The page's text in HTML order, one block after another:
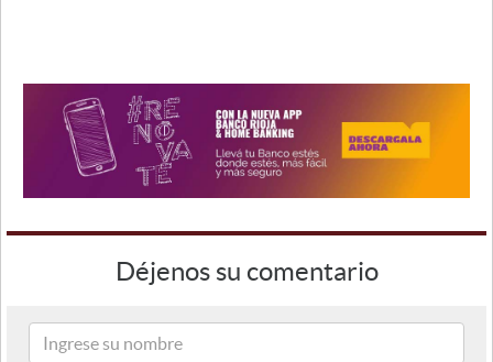
Déjenos su comentario